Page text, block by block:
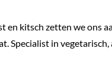
en kitsch zetten we ons
Specialist in